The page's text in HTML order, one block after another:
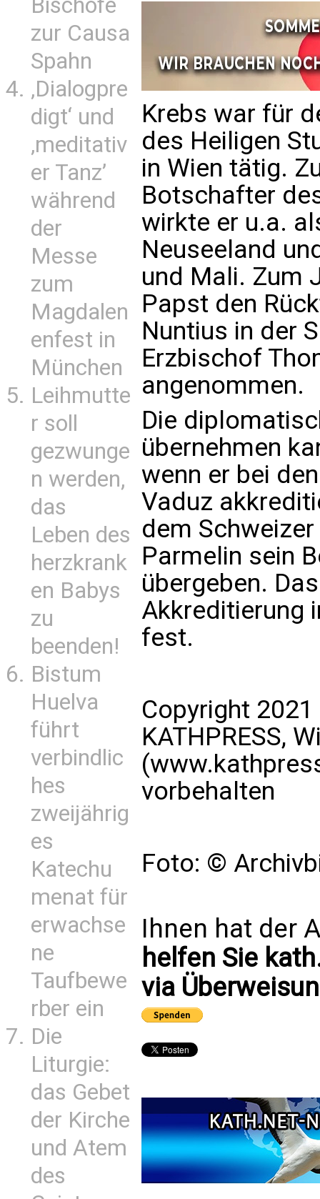
Bischöfe
zur Causa
Spahn
‚Dialogpre
digt‘ und
‚meditativ
er Tanz’
während
der
Messe
zum
Magdalen
enfest in
München
Leihmutte
r soll
gezwunge
n werden,
das
Leben des
herzkrank
en Babys
zu
beenden!
Bistum
Huelva
führt
verbindlic
hes
zweijährig
es
Katechu
menat für
erwachse
ne
Taufbewe
rber ein
Die
Liturgie:
das Gebet
der Kirche
und Atem
des
Krebs war für
des Heiligen
in Wien tätig.
Botschafter
wirkte er u.a.
Neuseeland
und Mali. Zum
Papst den
Nuntius in der
Erzbischof
angenommen.
Die
übernehmen
wenn er bei
Vaduz
dem
Parmelin sein
übergeben.
Akkreditierung
fest.
Copyright
KATHPRESS,
vorbehalten
Foto: ©
Ihnen hat der
helfen Sie
via